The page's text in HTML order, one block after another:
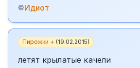
©Идиот
Пирожки + (19.02.2015)
летят крылатые качели